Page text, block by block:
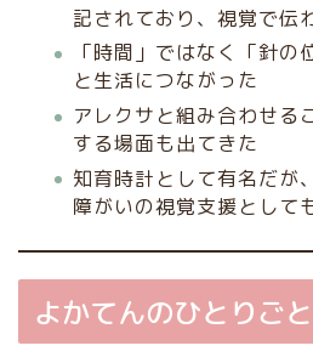
記されており、視覚で伝
「時間」ではなく「針の
と生活につながった
アレクサと組み合わせる
する場面も出てきた
知育時計として有名だが
障がいの視覚支援として
よかてんのひとりごと